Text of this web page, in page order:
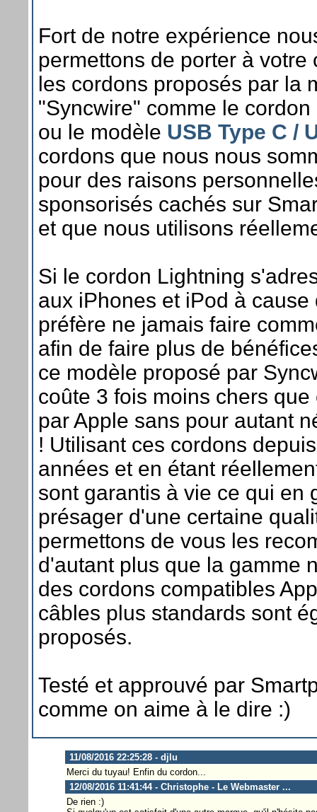
Fort de notre expérience
permettons de porter à votre
les cordons proposés par la
"Syncwire" comme le cordon
ou le modèle USB Type C /
cordons que nous nous
pour des raisons
sponsorisés cachés sur
et que nous utilisons
Si le cordon Lightning
aux iPhones et iPod à cause
préfère ne jamais faire
afin de faire plus de
ce modèle proposé par
coûte 3 fois moins chers
par Apple sans pour autant
! Utilisant ces cordons
années et en étant
sont garantis à vie ce qui en
présager d'une certaine
permettons de vous les
d'autant plus que la gamme
des cordons compatibles
câbles plus standards sont
proposés.
Testé et approuvé par
comme on aime à le dire :)
11/08/2016 22:25:28 - djlu
Merci du tuyau! Enfin du cordon...
12/08/2016 11:41:44 - Christophe - Le Webmaster ...
De rien :)